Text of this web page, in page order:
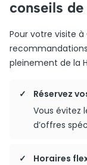
conseils
Pour votre visite
pleinement de la
Réservez
Vous évitez
d’offres
Horaires